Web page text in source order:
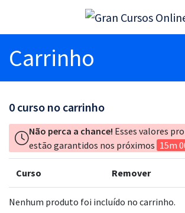
Carrinho
0 curso no carrinho
Não perca a chance! Esses valores
estão garantidos nos próximos 15m
Curso Remover
Nenhum produto foi incluído no carrinho.